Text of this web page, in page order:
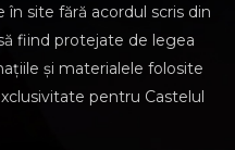
site fără acordul scris din
fiind protejate de legea
și materialele folosite
pentru Castelul